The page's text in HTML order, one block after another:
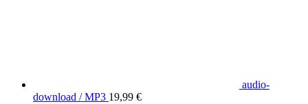
audio-
download / MP3 19,99 €